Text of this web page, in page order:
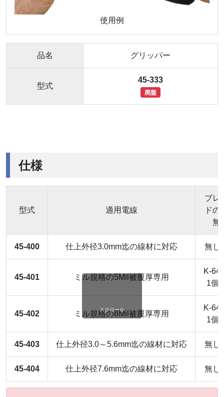
使用例
品名 グリッパー
型式
45-333
廃盤
仕様
型式 適用電線
ブレ
ドの
無
45-400 仕上外径3.0mm迄の線材に対応 無
45-401 ミル規格の5Mil被覆厚専用
K-
1個
45-402 ミル規格の8Mil被覆厚専用
K-
1個
45-403 仕上外径3.0～5.6mm迄の線材に対応 無
45-404 仕上外径7.6mm迄の線材に対応 無
スクロール